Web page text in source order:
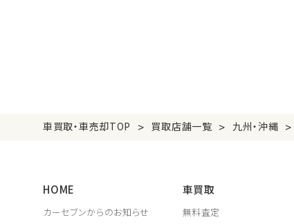
車買取・車売却TOP > 買取店舗一覧 > 九州・沖縄 >
HOME
カーセブンからのお知らせ
車買取
無料査定